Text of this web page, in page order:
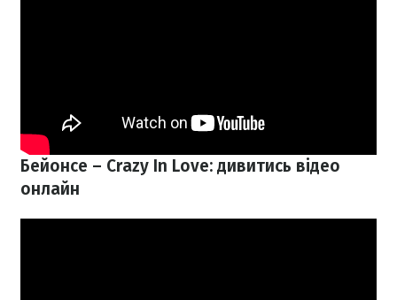
Бейонсе – Crazy In Love: дивитись відео
онлайн